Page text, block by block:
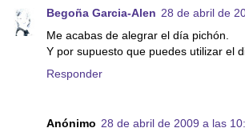
Begoña Garcia-Alen 28 de abril de
Me acabas de alegrar el día pichón.
Y por supuesto que puedes utilizar el
Responder
Anónimo 28 de abril de 2009 a las